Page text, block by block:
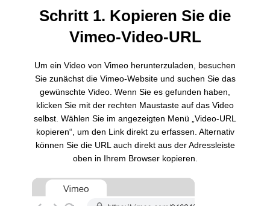
Schritt 1. Kopieren Sie die
Vimeo-Video-URL
Um ein Video von Vimeo herunterzuladen, besuchen
Sie zunächst die Vimeo-Website und suchen Sie das
gewünschte Video. Wenn Sie es gefunden haben,
klicken Sie mit der rechten Maustaste auf das Video
selbst. Wählen Sie im angezeigten Menü „Video-URL
kopieren“, um den Link direkt zu erfassen. Alternativ
können Sie die URL auch direkt aus der Adressleiste
oben in Ihrem Browser kopieren.